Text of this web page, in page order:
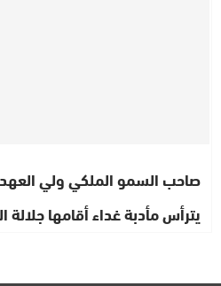
صاحب السمو الملكي ولي
يترأس مأدبة غداء أقامها